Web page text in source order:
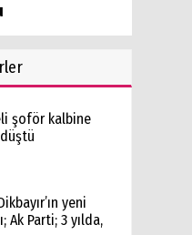
şoför kalbine
yeni
Ak Parti; 3 yılda,